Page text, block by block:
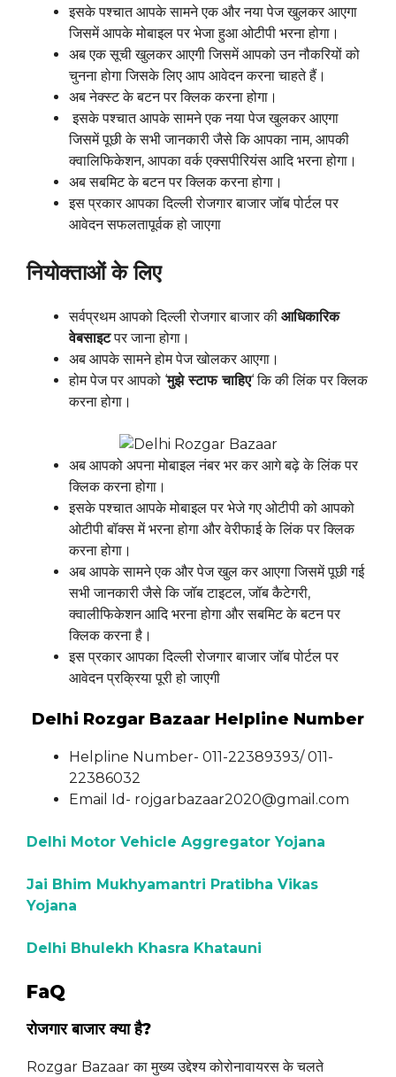
इसके पश्चात आपके सामने एक और नया पेज खुलकर आएगा
जिसमें आपके मोबाइल पर भेजा हुआ ओटीपी भरना होगा।
अब एक सूची खुलकर आएगी जिसमें आपको उन नौकरियों को
चुनना होगा जिसके लिए आप आवेदन करना चाहते हैं।
अब नेक्स्ट के बटन पर क्लिक करना होगा।
इसके पश्चात आपके सामने एक नया पेज खुलकर आएगा
जिसमें पूछी के सभी जानकारी जैसे कि आपका नाम, आपकी
क्वालिफिकेशन, आपका वर्क एक्सपीरियंस आदि भरना होगा।
अब सबमिट के बटन पर क्लिक करना होगा।
इस प्रकार आपका दिल्ली रोजगार बाजार जॉब पोर्टल पर
आवेदन सफलतापूर्वक हो जाएगा
नियोक्ताओं के लिए
सर्वप्रथम आपको दिल्ली रोजगार बाजार की आधिकारिक
वेबसाइटपर जाना होगा।
अब आपके सामने होम पेज खोलकर आएगा।
होम पेज पर आपको ‘मुझे स्टाफ चाहिए‘ कि की लिंक पर क्लिक
करना होगा।
अब आपको अपना मोबाइल नंबर भर कर आगे बढ़े के लिंक पर
क्लिक करना होगा।
इसके पश्चात आपके मोबाइल पर भेजे गए ओटीपी को आपको
ओटीपी बॉक्स में भरना होगा और वेरीफाई के लिंक पर क्लिक
करना होगा।
अब आपके सामने एक और पेज खुल कर आएगा जिसमें पूछी गई
सभी जानकारी जैसे कि जॉब टाइटल, जॉब कैटेगरी,
क्वालीफिकेशन आदि भरना होगा और सबमिट के बटन पर
क्लिक करना है।
इस प्रकार आपका दिल्ली रोजगार बाजार जॉब पोर्टल पर
आवेदन प्रक्रिया पूरी हो जाएगी
Delhi Rozgar Bazaar Helpline Number
Helpline Number- 011-22389393/ 011-
22386032
Email Id- rojgarbazaar2020@gmail.com
Delhi Motor Vehicle Aggregator Yojana
Jai Bhim Mukhyamantri Pratibha Vikas
Yojana
Delhi Bhulekh Khasra Khatauni
FaQ
रोजगार बाजार क्या है?
Rozgar Bazaar का मुख्य उद्देश्य कोरोनावायरस के चलते